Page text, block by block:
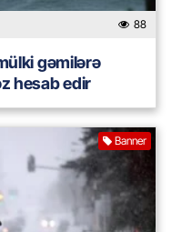
88
gəmilərə
hesab edir
Banner